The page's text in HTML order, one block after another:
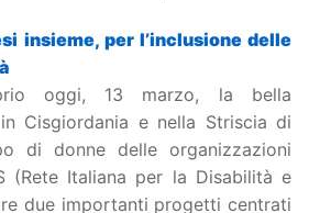
insieme, per l’inclusione delle
oggi, 13 marzo, la bella
Cisgiordania e nella Striscia di
di donne delle organizzazioni
(Rete Italiana per la Disabilità e
due importanti progetti centrati